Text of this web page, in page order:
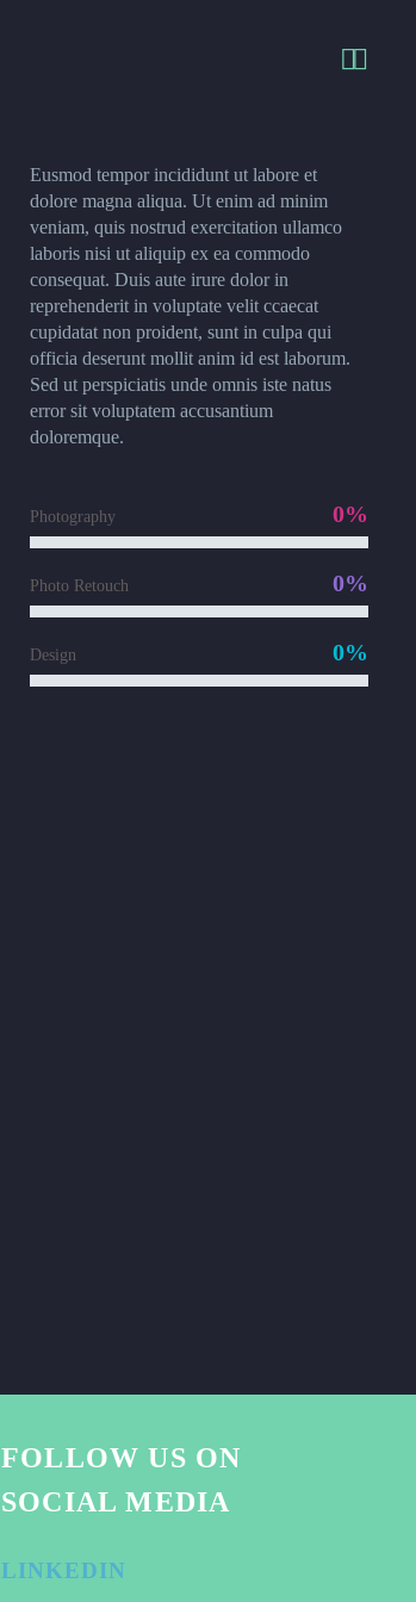

Eusmod tempor incididunt ut labore et
dolore magna aliqua. Ut enim ad minim
veniam, quis nostrud exercitation ullamco
laboris nisi ut aliquip ex ea commodo
consequat. Duis aute irure dolor in
reprehenderit in voluptate velit ccaecat
cupidatat non proident, sunt in culpa qui
officia deserunt mollit anim id est laborum.
Sed ut perspiciatis unde omnis iste natus
error sit voluptatem accusantium
doloremque.
Photography 0%
Photo Retouch 0%
Design 0%
FOLLOW US ON
SOCIAL MEDIA
LINKEDIN